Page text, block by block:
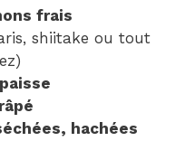
frais
shiitake ou tout
hachées